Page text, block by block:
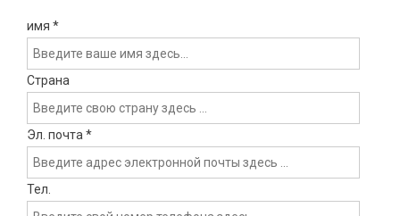
имя *
Страна
Эл. почта *
Тел.